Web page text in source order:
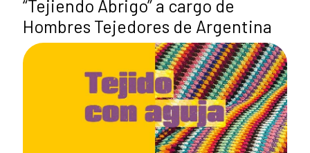
“Tejiendo Abrigo” a cargo de
Hombres Tejedores de Argentina